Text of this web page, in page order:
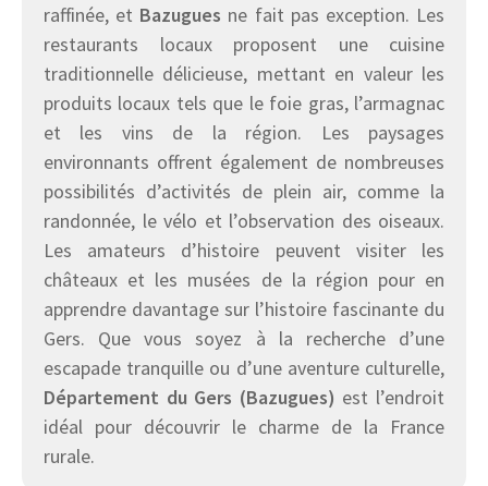
raffinée, et Bazugues ne fait pas exception. Les
restaurants locaux proposent une cuisine
traditionnelle délicieuse, mettant en valeur les
produits locaux tels que le foie gras, l’armagnac
et les vins de la région. Les paysages
environnants offrent également de nombreuses
possibilités d’activités de plein air, comme la
randonnée, le vélo et l’observation des oiseaux.
Les amateurs d’histoire peuvent visiter les
châteaux et les musées de la région pour en
apprendre davantage sur l’histoire fascinante du
Gers. Que vous soyez à la recherche d’une
escapade tranquille ou d’une aventure culturelle,
Département du Gers (Bazugues) est l’endroit
idéal pour découvrir le charme de la France
rurale.